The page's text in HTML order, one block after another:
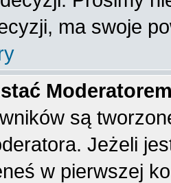
ma swoje
są
Jeżeli
w pierwszej